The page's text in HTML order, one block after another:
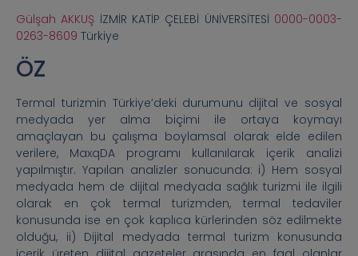
Gülşah AKKUŞ İZMİR KATİP ÇELEBİ ÜNİVERSİTESİ 0000-0003-
0263-8609 Türkiye
ÖZ
Termal turizmin Türkiye’deki durumunu dijital ve sosyal
medyada yer alma biçimi ile ortaya koymayı
amaçlayan bu çalışma boylamsal olarak elde edilen
verilere, MaxqDA programı kullanılarak içerik analizi
yapılmıştır. Yapılan analizler sonucunda: i) Hem sosyal
medyada hem de dijital medyada sağlık turizmi ile ilgili
olarak en çok termal turizmden, termal tedaviler
konusunda ise en çok kaplıca kürlerinden söz edilmekte
olduğu, ii) Dijital medyada termal turizm konusunda